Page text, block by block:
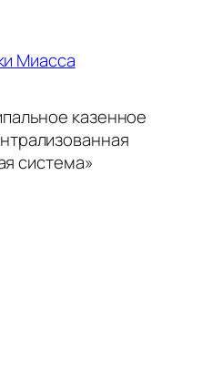
Миасса
казенное
система»